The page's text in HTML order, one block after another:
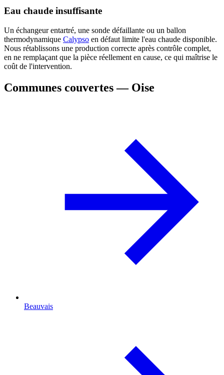
Eau chaude insuffisante
Un échangeur entartré, une sonde défaillante ou un ballon
thermodynamique Calypso en défaut limite l'eau chaude disponible.
Nous rétablissons une production correcte après contrôle complet,
en ne remplaçant que la pièce réellement en cause, ce qui maîtrise le
coût de l'intervention.
Communes couvertes — Oise
Beauvais